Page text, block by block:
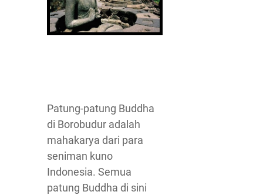
Patung-patung Buddha
di Borobudur adalah
mahakarya dari para
seniman kuno
Indonesia. Semua
patung Buddha di sini